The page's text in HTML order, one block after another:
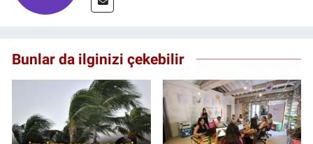
Bunlar da ilginizi çekebilir